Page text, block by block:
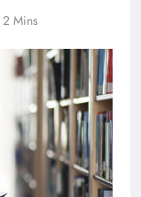
2 Mins